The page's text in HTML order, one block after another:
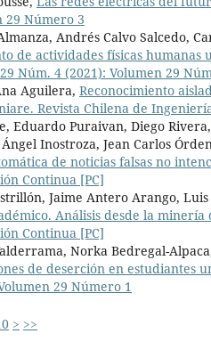
29 Número 3
Andrés Calvo Salcedo,
de actividades físicas humanas
Núm. 4 (2021): Volumen 29
Aguilera, Reconocimiento
Revista Chilena de
Eduardo Puraivan, Diego
Inostroza, Jean Carlos
de noticias falsas no
Continua [PC]
Jaime Antero Arango, Luis
Análisis desde la minería
Continua [PC]
Norka Bedregal-
de deserción en estudiantes
29 Número 1
> >>